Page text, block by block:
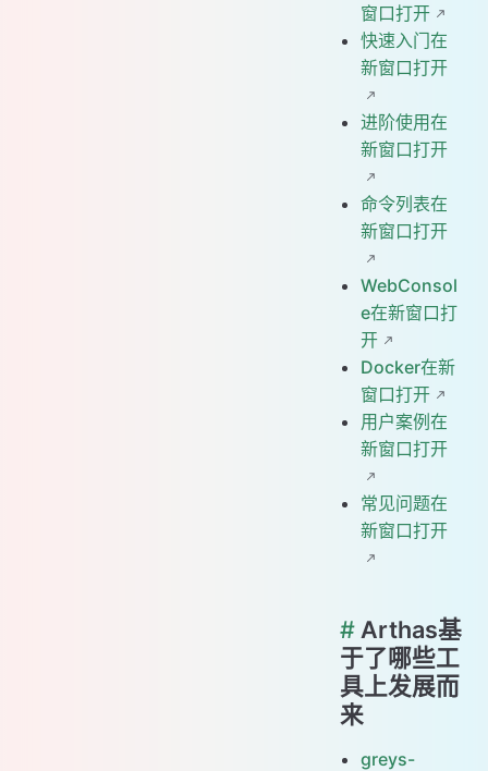
窗口打开
快速入门在
新窗口打开
进阶使用在
新窗口打开
命令列表在
新窗口打开
WebConsol
e在新窗口打
开
Docker在新
窗口打开
用户案例在
新窗口打开
常见问题在
新窗口打开
# Arthas基
于了哪些工
具上发展而
来
greys-